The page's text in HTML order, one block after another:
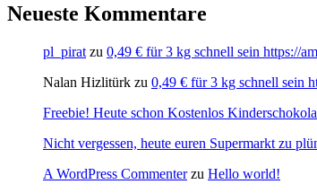
Neueste Kommentare
pl_pirat zu 0,49 € für 3 kg schnell sein https://
Nalan Hizlitürk zu 0,49 € für 3 kg schnell sein
Freebie! Heute schon Kostenlos
Nicht vergessen, heute euren Supermarkt zu
A WordPress Commenterzu Hello world!